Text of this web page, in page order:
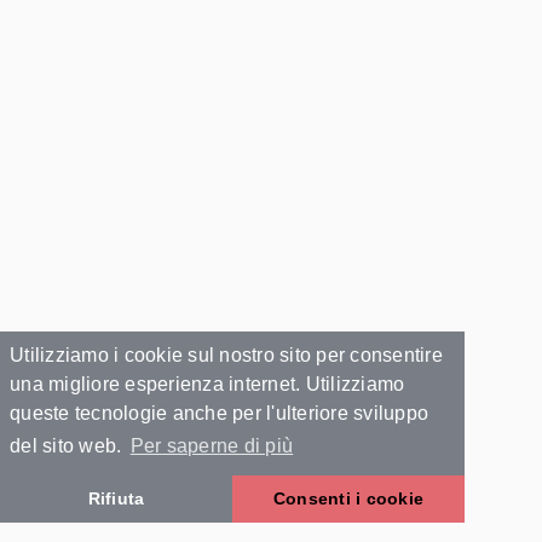
Utilizziamo i cookie sul nostro sito per consentire
una migliore esperienza internet. Utilizziamo
queste tecnologie anche per l'ulteriore sviluppo
del sito web.
Per saperne di più
Rifiuta Consenti i cookie